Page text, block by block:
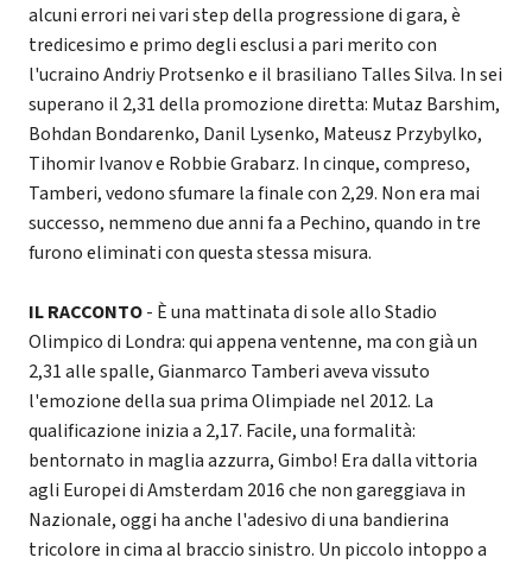
alcuni errori nei vari step della progressione di gara, è
tredicesimo e primo degli esclusi a pari merito con
l'ucraino Andriy Protsenko e il brasiliano Talles Silva. In sei
superano il 2,31 della promozione diretta: Mutaz Barshim,
Bohdan Bondarenko, Danil Lysenko, Mateusz Przybylko,
Tihomir Ivanov e Robbie Grabarz. In cinque, compreso,
Tamberi, vedono sfumare la finale con 2,29. Non era mai
successo, nemmeno due anni fa a Pechino, quando in tre
furono eliminati con questa stessa misura.
IL RACCONTO- È una mattinata di sole allo Stadio
Olimpico di Londra: qui appena ventenne, ma con già un
2,31 alle spalle, Gianmarco Tamberi aveva vissuto
l'emozione della sua prima Olimpiade nel 2012. La
qualificazione inizia a 2,17. Facile, una formalità:
bentornato in maglia azzurra, Gimbo! Era dalla vittoria
agli Europei di Amsterdam 2016 che non gareggiava in
Nazionale, oggi ha anche l'adesivo di una bandierina
tricolore in cima al braccio sinistro. Un piccolo intoppo a